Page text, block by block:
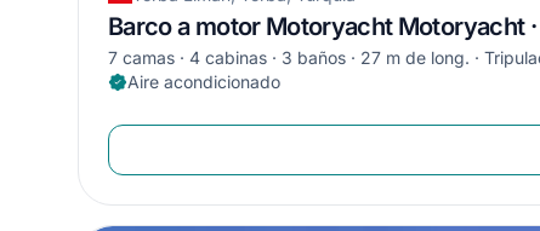
Barco a motor Motoryacht Motoryacht
7 camas 4 cabinas 3 baños 27 m de long.
Aire acondicionado